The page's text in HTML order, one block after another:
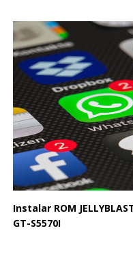
Instalar ROM
GT-S5570I